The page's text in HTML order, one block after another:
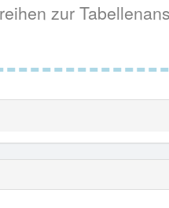
zur